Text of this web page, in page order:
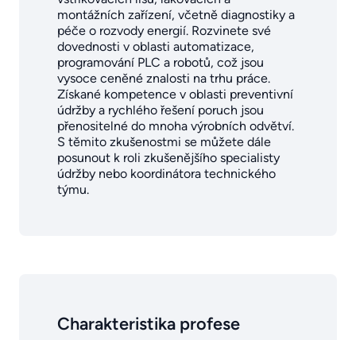
montážních zařízení, včetně diagnostiky a
péče o rozvody energií. Rozvinete své
dovednosti v oblasti automatizace,
programování PLC a robotů, což jsou
vysoce ceněné znalosti na trhu práce.
Získané kompetence v oblasti preventivní
údržby a rychlého řešení poruch jsou
přenositelné do mnoha výrobních odvětví.
S těmito zkušenostmi se můžete dále
posunout k roli zkušenějšího specialisty
údržby nebo koordinátora technického
týmu.
Charakteristika profese